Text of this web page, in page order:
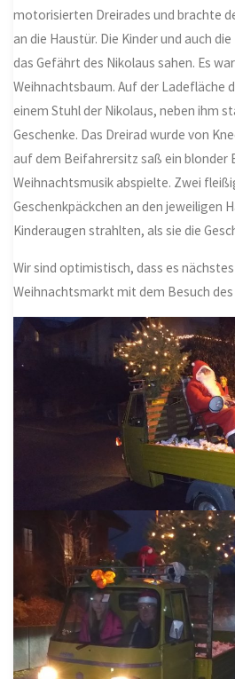
motorisierten Dreirades und brachte
an die Haustür. Die Kinder und auch
das Gefährt des Nikolaus sahen. Es
Weihnachtsbaum. Auf der Ladefläche
einem Stuhl der Nikolaus, neben ihm
Geschenke. Das Dreirad wurde von
auf dem Beifahrersitz saß ein blonder
Weihnachtsmusik abspielte. Zwei
Geschenkpäckchen an den jeweiligen
Kinderaugen strahlten, als sie die
Wir sind optimistisch, dass es
Weihnachtsmarkt mit dem Besuch